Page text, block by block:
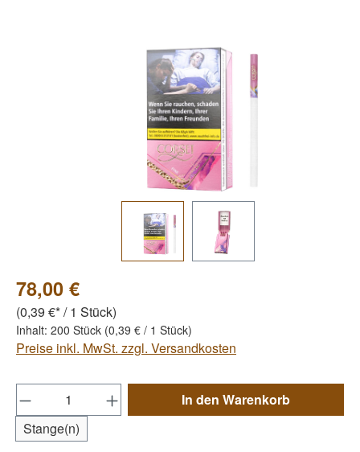
78,00 €
(0,39 €* / 1 Stück)
Inhalt: 200 Stück (0,39 € / 1 Stück)
Preise inkl. MwSt. zzgl. Versandkosten
Produkt Anzahl: Gib den gewünschten
Stange(n)
In den Warenkorb